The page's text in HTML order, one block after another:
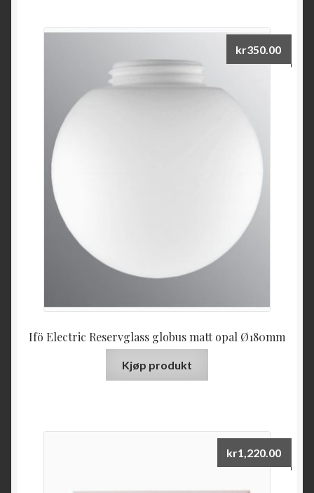
Ifö Electric Reservglass globus matt opal Ø180mm
kr350.00
Kjøp produkt
kr1,220.00